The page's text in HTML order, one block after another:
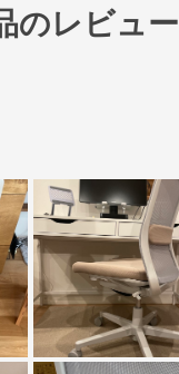
のレビュー